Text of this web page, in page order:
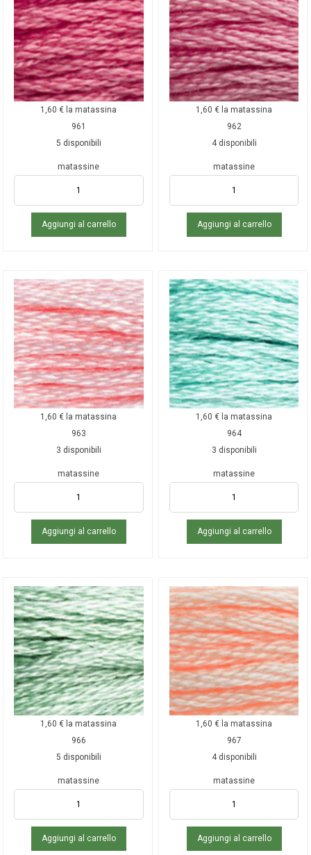
1,60€ la matassina
961
5 disponibili
matassine
Aggiungi al carrello
1,60€ la matassina
962
4 disponibili
matassine
Aggiungi al carrello
1,60€ la matassina
963
3 disponibili
matassine
Aggiungi al carrello
1,60€ la matassina
964
3 disponibili
matassine
Aggiungi al carrello
1,60€ la matassina
966
5 disponibili
matassine
Aggiungi al carrello
1,60€ la matassina
967
4 disponibili
matassine
Aggiungi al carrello